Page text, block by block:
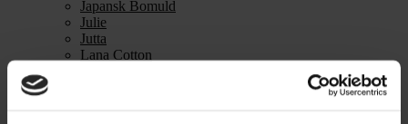
Japansk Bomuld
Julie
Jutta
Lana Cotton